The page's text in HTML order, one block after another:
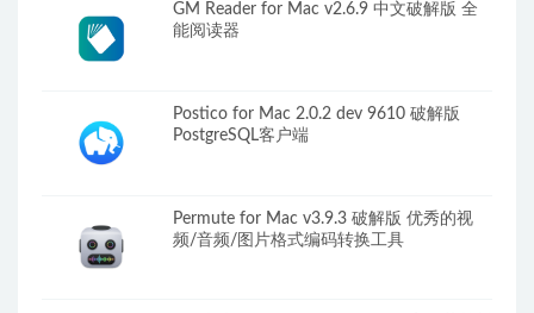
GM Reader for Mac v2.6.9 中文破解版 全
能阅读器
Postico for Mac 2.0.2 dev 9610 破解版
PostgreSQL客户端
Permute for Mac v3.9.3 破解版 优秀的视
频/音频/图片格式编码转换工具